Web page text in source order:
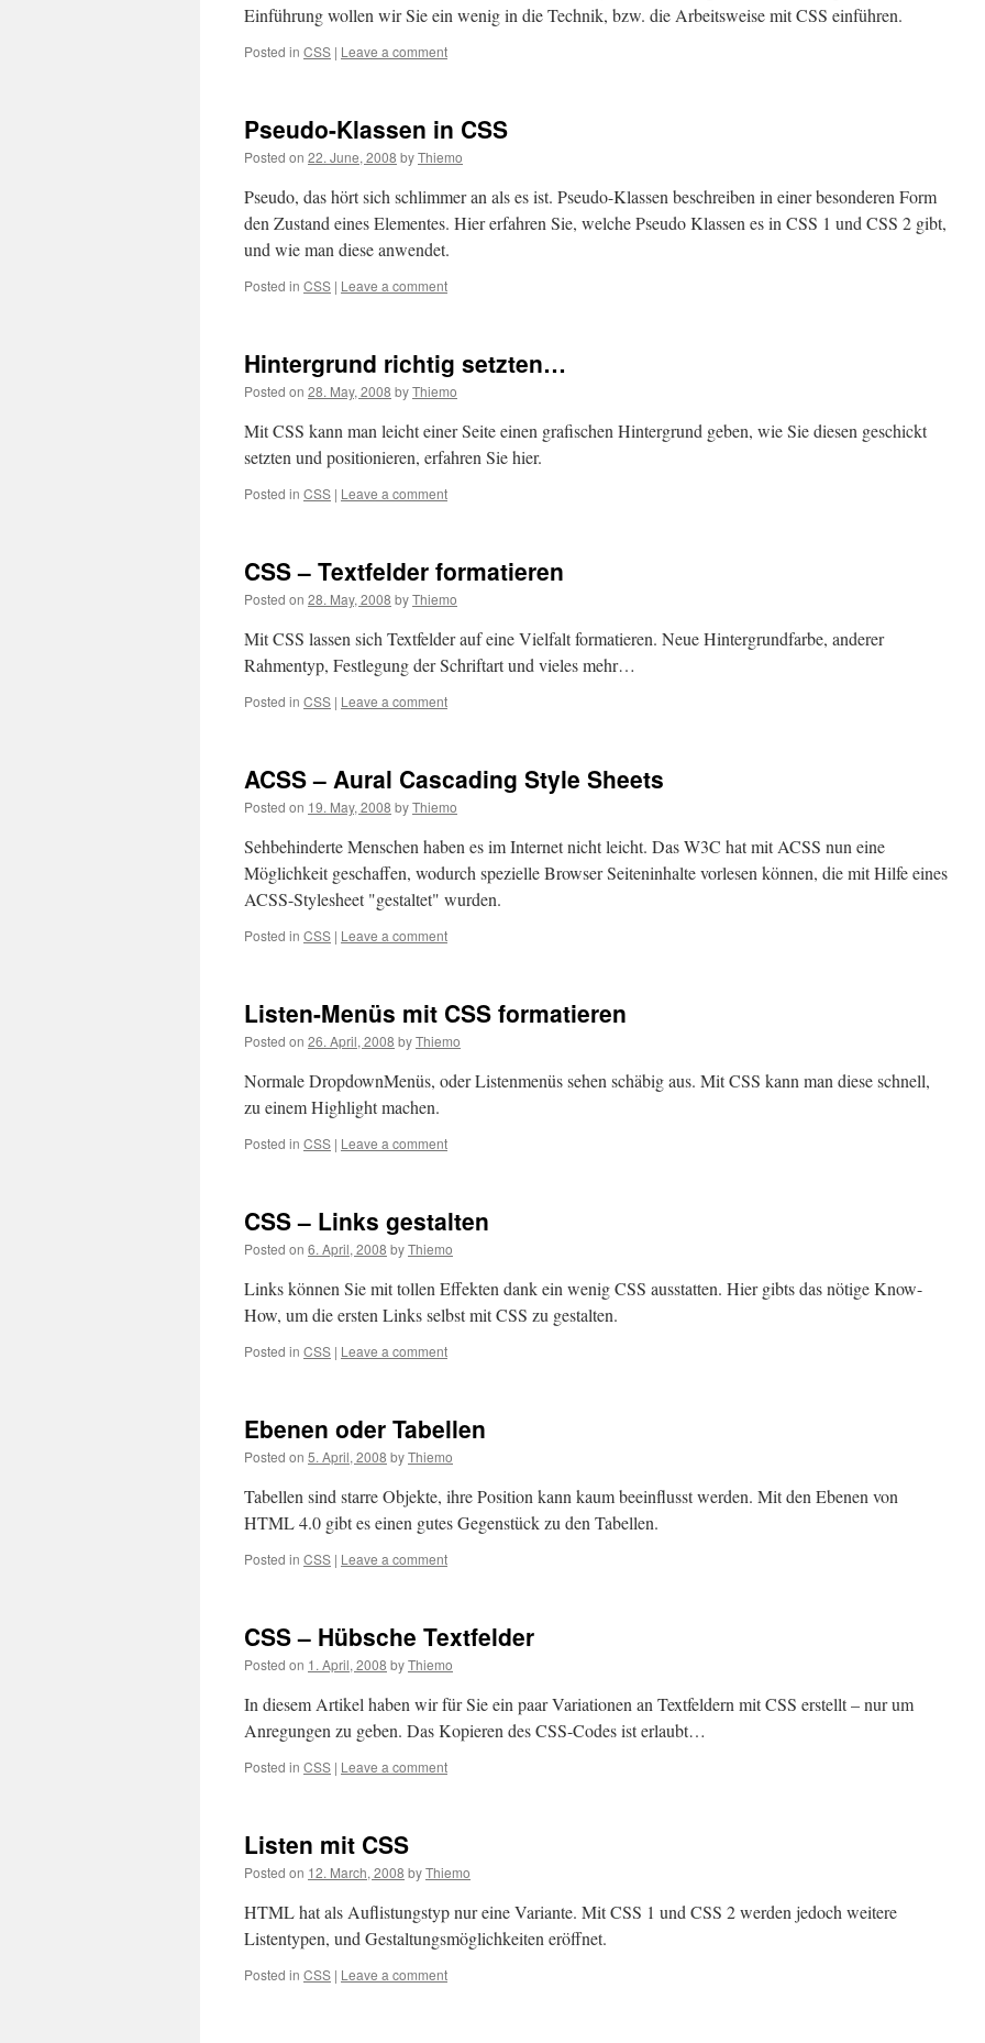
Einführung wollen wir Sie ein wenig in die Technik, bzw. die Arbeitsweise mit CSS einführen.
Posted in CSS | Leave a comment
Pseudo-Klassen in CSS
Posted on 22. June, 2008 byThiemo
Pseudo, das hört sich schlimmer an als es ist. Pseudo-Klassen beschreiben in einer besonderen Form
den Zustand eines Elementes. Hier erfahren Sie, welche Pseudo Klassen es in CSS 1 und CSS 2 gibt,
und wie man diese anwendet.
Posted in CSS | Leave a comment
Hintergrund richtig setzten…
Posted on 28. May, 2008 byThiemo
Mit CSS kann man leicht einer Seite einen grafischen Hintergrund geben, wie Sie diesen geschickt
setzten und positionieren, erfahren Sie hier.
Posted in CSS | Leave a comment
CSS – Textfelder formatieren
Posted on 28. May, 2008 byThiemo
Mit CSS lassen sich Textfelder auf eine Vielfalt formatieren. Neue Hintergrundfarbe, anderer
Rahmentyp, Festlegung der Schriftart und vieles mehr…
Posted in CSS | Leave a comment
ACSS – Aural Cascading Style Sheets
Posted on 19. May, 2008 byThiemo
Sehbehinderte Menschen haben es im Internet nicht leicht. Das W3C hat mit ACSS nun eine
Möglichkeit geschaffen, wodurch spezielle Browser Seiteninhalte vorlesen können, die mit Hilfe eines
ACSS-Stylesheet "gestaltet" wurden.
Posted in CSS | Leave a comment
Listen-Menüs mit CSS formatieren
Posted on 26. April, 2008 byThiemo
Normale DropdownMenüs, oder Listenmenüs sehen schäbig aus. Mit CSS kann man diese schnell,
zu einem Highlight machen.
Posted in CSS | Leave a comment
CSS – Links gestalten
Posted on 6. April, 2008 byThiemo
Links können Sie mit tollen Effekten dank ein wenig CSS ausstatten. Hier gibts das nötige Know-
How, um die ersten Links selbst mit CSS zu gestalten.
Posted in CSS | Leave a comment
Ebenen oder Tabellen
Posted on 5. April, 2008 byThiemo
Tabellen sind starre Objekte, ihre Position kann kaum beeinflusst werden. Mit den Ebenen von
HTML 4.0 gibt es einen gutes Gegenstück zu den Tabellen.
Posted in CSS | Leave a comment
CSS – Hübsche Textfelder
Posted on 1. April, 2008 byThiemo
In diesem Artikel haben wir für Sie ein paar Variationen an Textfeldern mit CSS erstellt – nur um
Anregungen zu geben. Das Kopieren des CSS-Codes ist erlaubt…
Posted in CSS | Leave a comment
Listen mit CSS
Posted on 12. March, 2008 byThiemo
HTML hat als Auflistungstyp nur eine Variante. Mit CSS 1 und CSS 2 werden jedoch weitere
Listentypen, und Gestaltungsmöglichkeiten eröffnet.
Posted in CSS | Leave a comment